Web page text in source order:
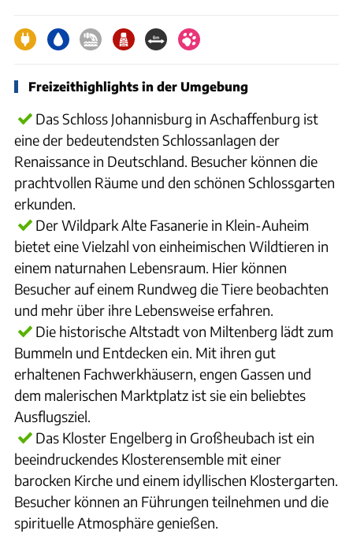
Freizeithighlights in der Umgebung
Das Schloss Johannisburg in Aschaffenburg ist
eine der bedeutendsten Schlossanlagen der
Renaissance in Deutschland. Besucher können die
prachtvollen Räume und den schönen Schlossgarten
erkunden.
Der Wildpark Alte Fasanerie in Klein-Auheim
bietet eine Vielzahl von einheimischen Wildtieren in
einem naturnahen Lebensraum. Hier können
Besucher auf einem Rundweg die Tiere beobachten
und mehr über ihre Lebensweise erfahren.
Die historische Altstadt von Miltenberg lädt zum
Bummeln und Entdecken ein. Mit ihren gut
erhaltenen Fachwerkhäusern, engen Gassen und
dem malerischen Marktplatz ist sie ein beliebtes
Ausflugsziel.
Das Kloster Engelberg in Großheubach ist ein
beeindruckendes Klosterensemble mit einer
barocken Kirche und einem idyllischen Klostergarten.
Besucher können an Führungen teilnehmen und die
spirituelle Atmosphäre genießen.